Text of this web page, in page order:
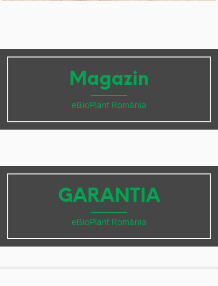
Magazin
eBioPlant România
GARANTIA
eBioPlant România